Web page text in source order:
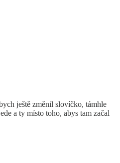
ještě změnil slovíčko, támhle
a ty místo toho, abys tam začal